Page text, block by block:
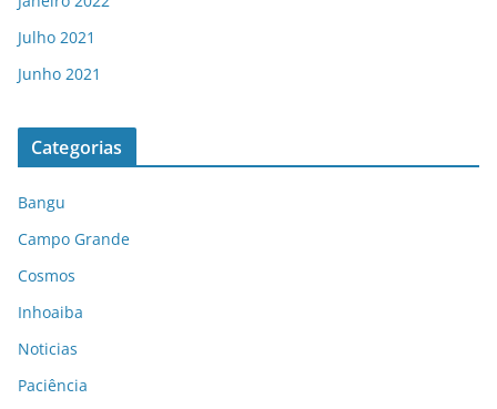
Julho 2021
Junho 2021
Categorias
Bangu
Campo Grande
Cosmos
Inhoaiba
Noticias
Paciência